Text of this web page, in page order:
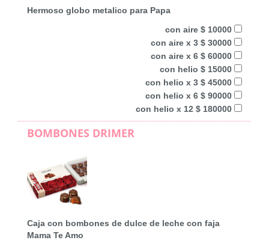
Hermoso globo metalico para Papa
con aire $ 10000
con aire x 3 $ 30000
con aire x 6 $ 60000
con helio $ 15000
con helio x 3 $ 45000
con helio x 6 $ 90000
con helio x 12 $ 180000
BOMBONES DRIMER
Caja con bombones de dulce de leche con faja
Mama Te Amo